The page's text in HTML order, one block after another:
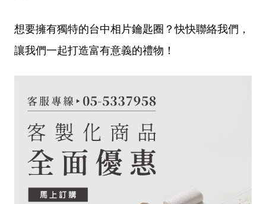
想要擁有獨特的台中相片鑰匙圈？快快聯絡我們，
讓我們一起打造富有意義的禮物！